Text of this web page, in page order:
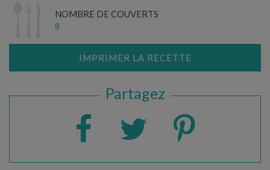
NOMBRE DE COUVERTS
8
IMPRIMER LA RECETTE
Partagez